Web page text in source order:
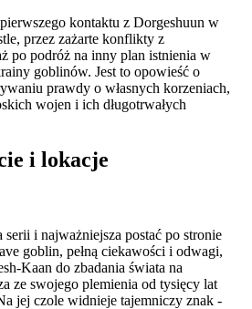
kontaktu z Dorgeshuun w
przez zażarte konflikty z
po podróż na inny plan istnienia w
goblinów. Jest to opowieść o
prawdy o własnych korzeniach,
wojen i ich długotrwałych
i lokacje
serii i najważniejsza postać po stronie
goblin, pełną ciekawości i odwagi,
Kaan do zbadania świata na
ze swojego plemienia od tysięcy lat
jej czole widnieje tajemniczy znak -